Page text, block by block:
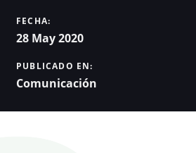
FECHA:
28 May 2020
PUBLICADO EN:
Comunicación